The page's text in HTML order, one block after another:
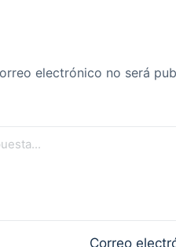
electrónico no será
Correo